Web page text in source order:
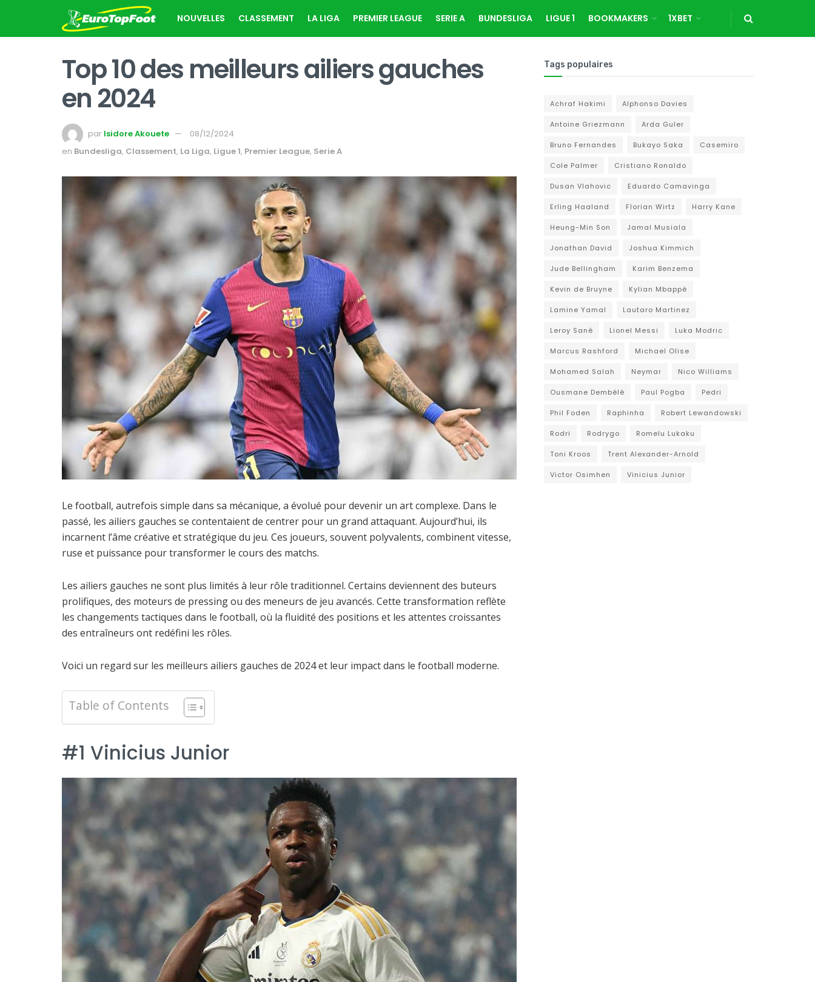
NOUVELLES CLASSEMENT LA LIGA PREMIER LEAGUE SERIE A BUNDESLIGA LIGUE 1 BOOKMAKERS 1XBET
Top 10 des meilleurs ailiers gauches
en 2024
par Isidore Akouete
08/12/2024
en Bundesliga, Classement, La Liga, Ligue 1, Premier League, Serie A
Le football, autrefois simple dans sa mécanique, a évolué pour devenir un art complexe. Dans le
passé, les ailiers gauches se contentaient de centrer pour un grand attaquant. Aujourd’hui, ils
incarnent l’âme créative et stratégique du jeu. Ces joueurs, souvent polyvalents, combinent vitesse,
ruse et puissance pour transformer le cours des matchs.
Les ailiers gauches ne sont plus limités à leur rôle traditionnel. Certains deviennent des buteurs
prolifiques, des moteurs de pressing ou des meneurs de jeu avancés. Cette transformation reflète
les changements tactiques dans le football, où la fluidité des positions et les attentes croissantes
des entraîneurs ont redéfini les rôles.
Voici un regard sur les meilleurs ailiers gauches de 2024 et leur impact dans le football moderne.
Table of Contents
#1 Vinicius Junior
Tags populaires
Achraf Hakimi Alphonso Davies
Antoine Griezmann Arda Guler
Bruno Fernandes Bukayo Saka Casemiro
Cole Palmer Cristiano Ronaldo
Dusan Vlahovic Eduardo Camavinga
Erling Haaland Florian Wirtz Harry Kane
Heung-Min Son Jamal Musiala
Jonathan David Joshua Kimmich
Jude Bellingham Karim Benzema
Kevin de Bruyne Kylian Mbappé
Lamine Yamal Lautaro Martinez
Leroy Sané Lionel Messi Luka Modric
Marcus Rashford Michael Olise
Mohamed Salah Neymar Nico Williams
Ousmane Dembélé Paul Pogba Pedri
Phil Foden Raphinha Robert Lewandowski
Rodri Rodrygo Romelu Lukaku
Toni Kroos Trent Alexander-Arnold
Victor Osimhen Vinicius Junior